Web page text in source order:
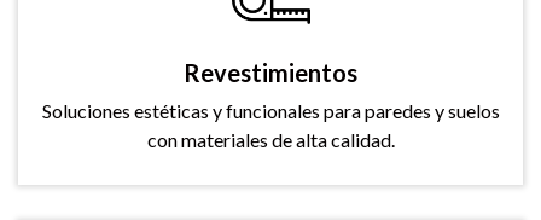
Revestimientos
Soluciones estéticas y funcionales para paredes y suelos
con materiales de alta calidad.